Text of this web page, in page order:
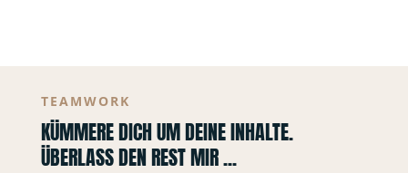
TEAMWORK
KÜMMERE DICH UM DEINE INHALTE.
ÜBERLASS DEN REST MIR ...